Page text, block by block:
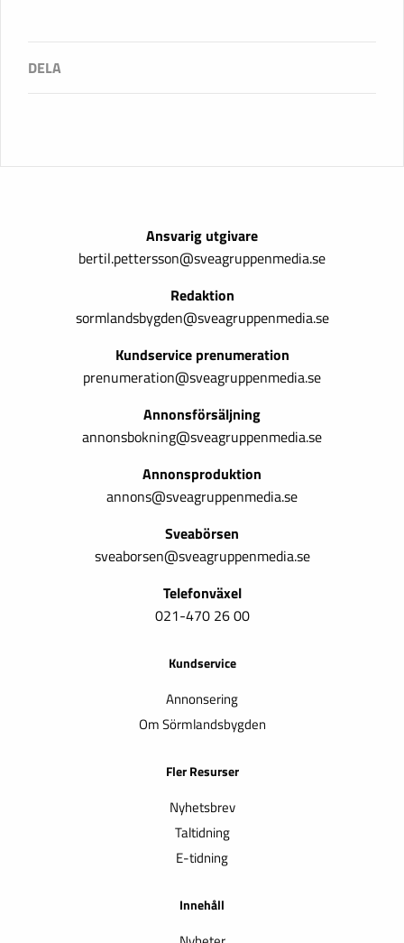
Ansvarig utgivare
bertil.pettersson@sveagruppenmedia.se
Redaktion
sormlandsbygden@sveagruppenmedia.se
Kundservice prenumeration
prenumeration@sveagruppenmedia.se
Annonsförsäljning
annonsbokning@sveagruppenmedia.se
Annonsproduktion
annons@sveagruppenmedia.se
Sveabörsen
sveaborsen@sveagruppenmedia.se
Telefonväxel
021-470 26 00
Kundservice
Annonsering
Om Sörmlandsbygden
Fler Resurser
Nyhetsbrev
Taltidning
E-tidning
Innehåll